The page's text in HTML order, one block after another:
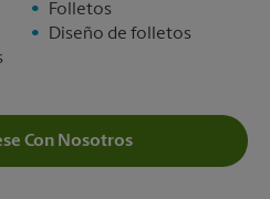
Folletos
Diseño de folletos
Con Nosotros